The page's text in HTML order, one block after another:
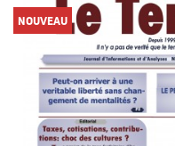
NOUVEAU